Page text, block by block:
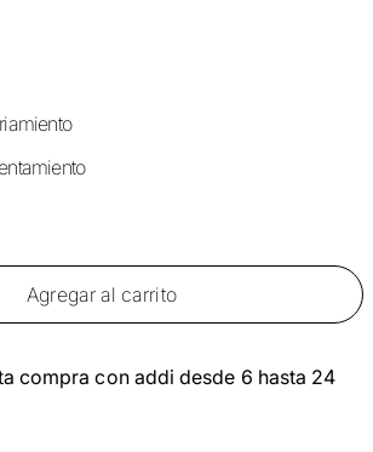
Agregar al carrito
compra con addi desde 6 hasta 24